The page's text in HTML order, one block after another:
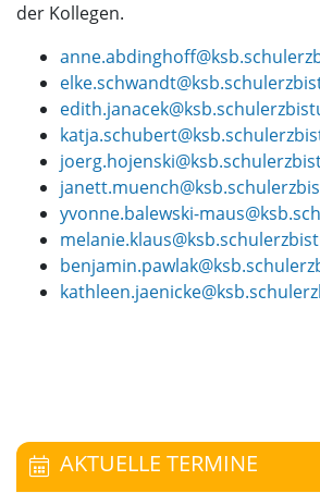
der Kollegen.
yvonne.balewski-
AKTUELLE TERMINE